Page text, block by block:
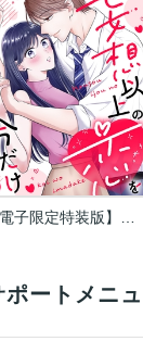
ポートメニ